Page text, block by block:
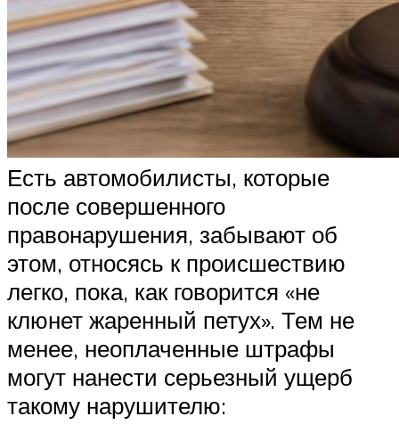
Есть автомобилисты, которые
после совершенного
правонарушения, забывают об
этом, относясь к происшествию
легко, пока, как говорится «не
клюнет жаренный петух». Тем не
менее, неоплаченные штрафы
могут нанести серьезный ущерб
такому нарушителю: